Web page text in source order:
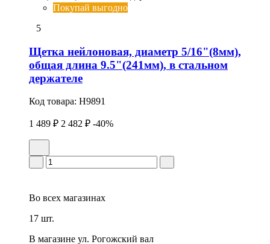
Покупай выгодно
5
Щетка нейлоновая, диаметр 5/16"(8мм),
общая длина 9.5"(241мм), в стальном
держателе
Код товара: H9891
1 489 ₽ 2 482 ₽ -40%
Во всех магазинах
17 шт.
В магазине ул. Рогожский вал